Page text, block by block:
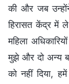
की और जब
हिरासत केंद्र
महिला
मुझे और दो अन्य
को नहीं दिया,